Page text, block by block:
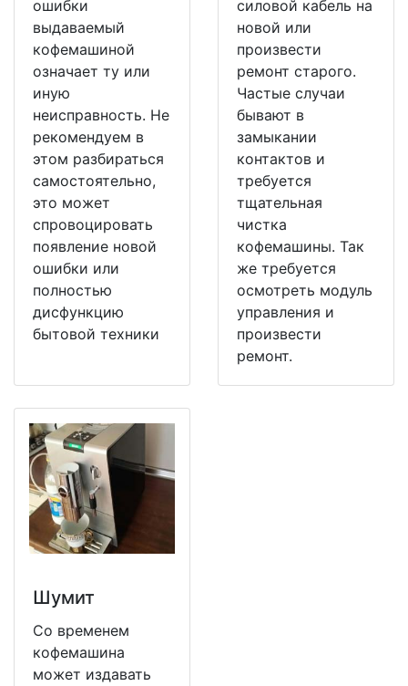
ошибки
выдаваемый
кофемашиной
означает ту или
иную
неисправность. Не
рекомендуем в
этом разбираться
самостоятельно,
это может
спровоцировать
появление новой
ошибки или
полностью
дисфункцию
бытовой техники
силовой кабель на
новой или
произвести
ремонт старого.
Частые случаи
бывают в
замыкании
контактов и
требуется
тщательная
чистка
кофемашины. Так
же требуется
осмотреть модуль
управления и
произвести
ремонт.
Шумит
Со временем
кофемашина
может издавать